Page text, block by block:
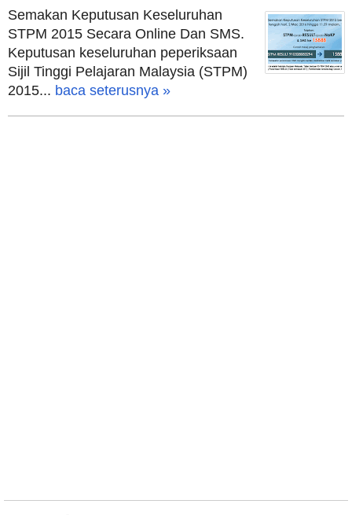
Semakan Keputusan Keseluruhan
STPM 2015 Secara Online Dan SMS.
Keputusan keseluruhan peperiksaan
Sijil Tinggi Pelajaran Malaysia (STPM)
2015... baca seterusnya »